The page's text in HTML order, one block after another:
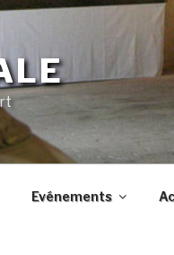
Evénements